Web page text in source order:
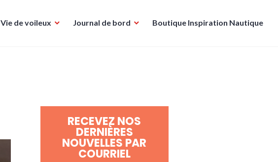
Vie de voileux Journal de bord Boutique Inspiration Nautique
RECEVEZ NOS
DERNIÈRES
NOUVELLES PAR
COURRIEL